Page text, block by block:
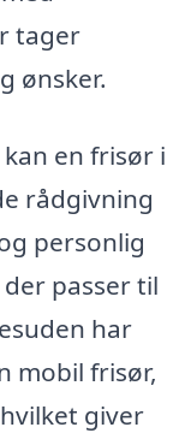
tager
ønsker.
en frisør i
rådgivning
personlig
passer til
har
mobil frisør,
giver